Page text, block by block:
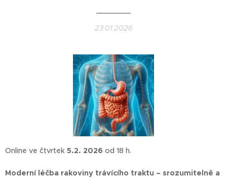
23.01.2026
Online ve čtvrtek 5.2. 2026 od 18 h.
Moderní léčba rakoviny trávícího traktu – srozumitelně a